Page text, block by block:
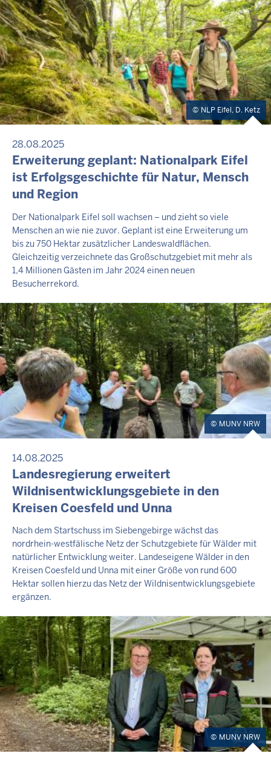
NLP Eifel, D. Ketz
28.08.2025
Erweiterung geplant: Nationalpark Eifel
ist Erfolgsgeschichte für Natur, Mensch
und Region
Der Nationalpark Eifel soll wachsen – und zieht so viele
Menschen an wie nie zuvor. Geplant ist eine Erweiterung um
bis zu 750 Hektar zusätzlicher Landeswaldflächen.
Gleichzeitig verzeichnete das Großschutzgebiet mit mehr als
1,4 Millionen Gästen im Jahr 2024 einen neuen
Besucherrekord.
MUNV NRW
14.08.2025
Landesregierung erweitert
Wildnisentwicklungsgebiete in den
Kreisen Coesfeld und Unna
Nach dem Startschuss im Siebengebirge wächst das
nordrhein-westfälische Netz der Schutzgebiete für Wälder mit
natürlicher Entwicklung weiter. Landeseigene Wälder in den
Kreisen Coesfeld und Unna mit einer Größe von rund 600
Hektar sollen hierzu das Netz der Wildnisentwicklungsgebiete
ergänzen.
MUNV NRW